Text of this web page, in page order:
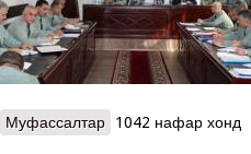
Муфассалтар о КҲФ фаъолияти
1042 нафар хонд